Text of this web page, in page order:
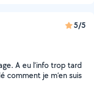
5/5
A eu l’info trop tard
comment je m’en suis